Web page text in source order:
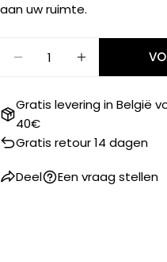
aan uw ruimte.
AANTAL VERLAGEN
VERHOOG
Gratis levering in België
40€
Gratis retour 14 dagen
Deel Een vraag stellen
De met * gemarkeerde